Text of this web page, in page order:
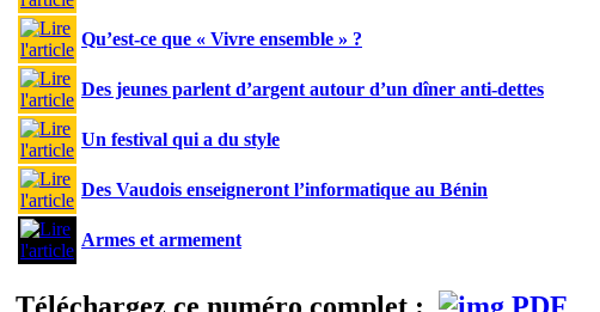
Qu’est-ce que « Vivre ensemble » ?
Des jeunes parlent d’argent autour d’un dîner anti-dettes
Un festival qui a du style
Des Vaudois enseigneront l’informatique au Bénin
Armes et armement